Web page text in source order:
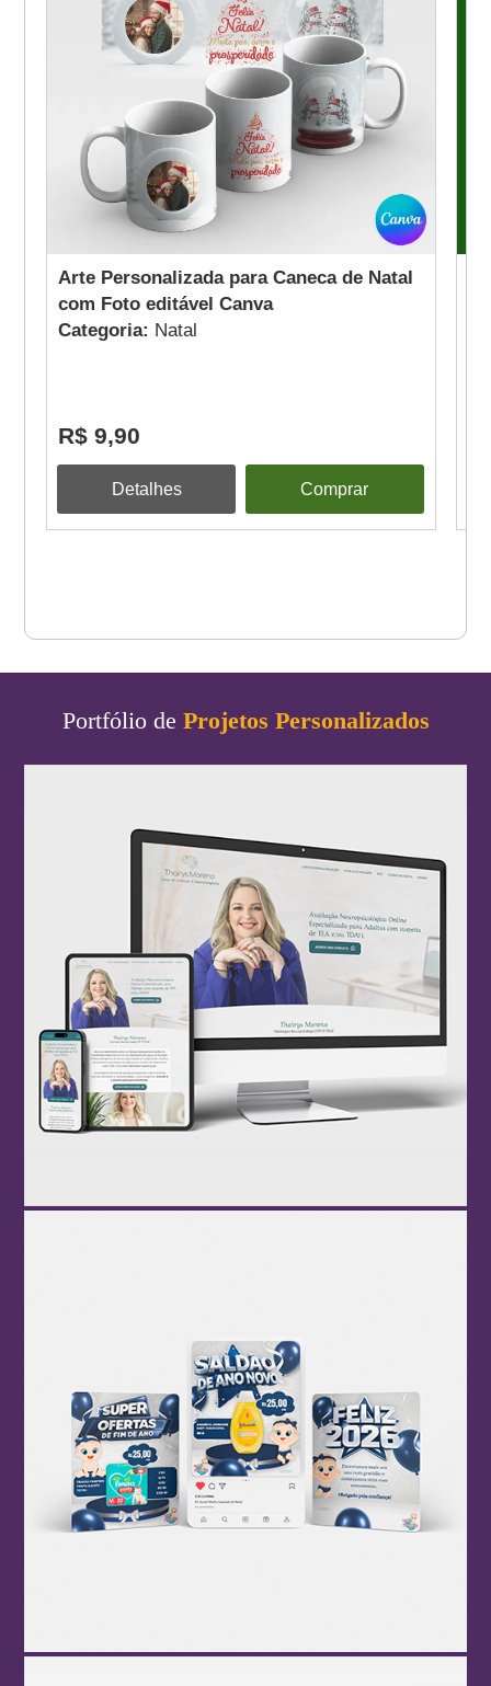
Arte Personalizada para Caneca de Natal
com Foto editável Canva
Categoria: Natal
R$ 9,90
Detalhes Comprar
Portfólio de Projetos Personalizados